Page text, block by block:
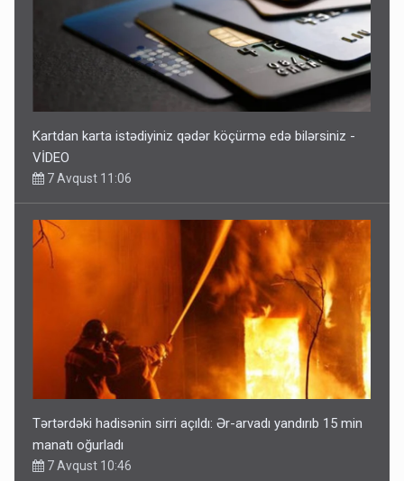
Kartdan karta istədiyiniz qədər köçürmə edə bilərsiniz -
VİDEO
7 Avqust 11:06
Tərtərdəki hadisənin sirri açıldı: Ər-arvadı yandırıb 15 min
manatı oğurladı
7 Avqust 10:46